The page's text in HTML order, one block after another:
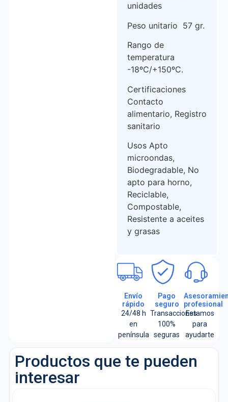
unidades
Peso unitario 57 gr.
Rango de
temperatura
-18ºC/+150ºC.
Certificaciones
Contacto
alimentario, Registro
sanitario
Usos Apto
microondas,
Biodegradable, No
apto para horno,
Reciclable,
Compostable,
Resistente a aceites
y grasas
Envío
rápido
24/48 h
en
península
Pago
seguro
Transacciones
100%
seguras
profesional
Estamos
para
ayudarte
Productos que te pueden
interesar